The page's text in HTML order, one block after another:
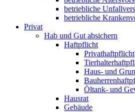
betriebliche
betriebliche
Privat
Hab und Gut absichern
Haftpflicht
Privathaftpflicht
Haus- und
Öltank- und
Hausrat
Gebäude